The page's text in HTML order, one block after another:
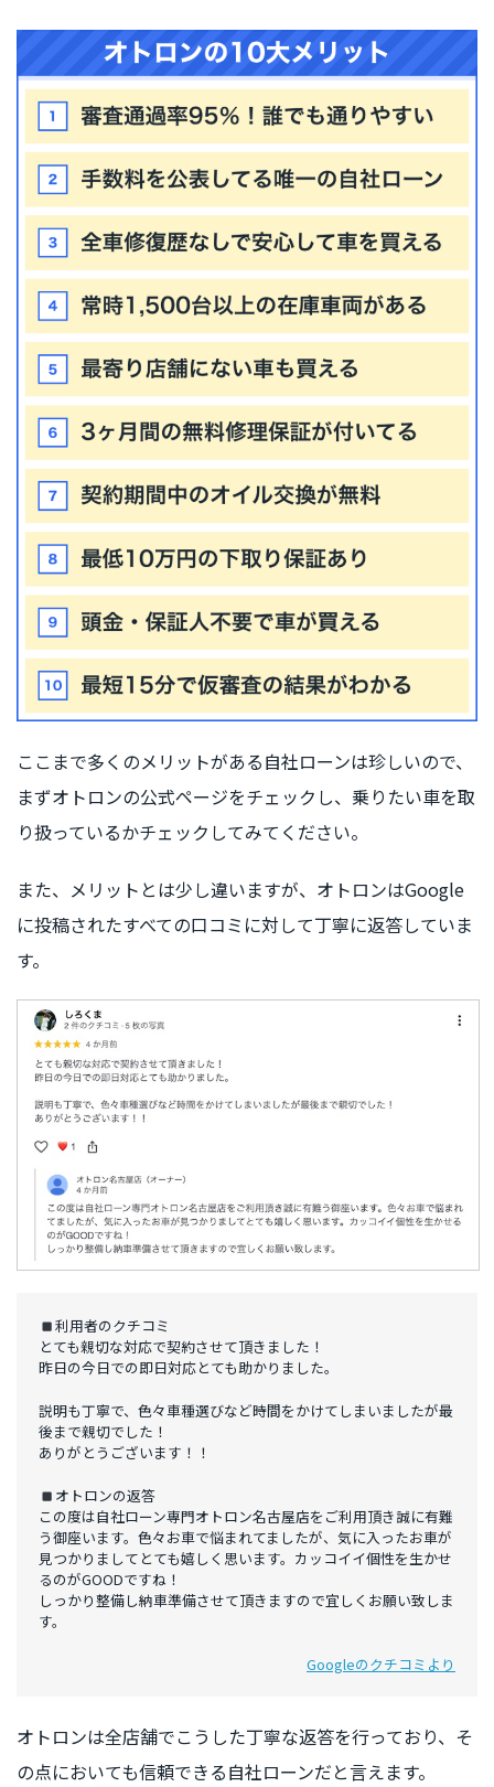
ここまで多くのメリットがある自社ローンは珍しいので、
まずオトロンの公式ページをチェックし、乗りたい車を取
り扱っているかチェックしてみてください。
また、メリットとは少し違いますが、オトロンはGoogle
に投稿されたすべての口コミに対して丁寧に返答していま
す。
利用者のクチコミ
とても親切な対応で契約させて頂きました！
昨日の今日での即日対応とても助かりました。
説明も丁寧で、色々車種選びなど時間をかけてしまいましたが最
後まで親切でした！
ありがとうございます！！
オトロンの返答
この度は自社ローン専門オトロン名古屋店をご利用頂き誠に有難
う御座います。色々お車で悩まれてましたが、気に入ったお車が
見つかりましてとても嬉しく思います。カッコイイ個性を生かせ
るのがGOODですね！
しっかり整備し納車準備させて頂きますので宜しくお願い致しま
す。
Googleのクチコミより
オトロンは全店舗でこうした丁寧な返答を行っており、そ
の点においても信頼できる自社ローンだと言えます。